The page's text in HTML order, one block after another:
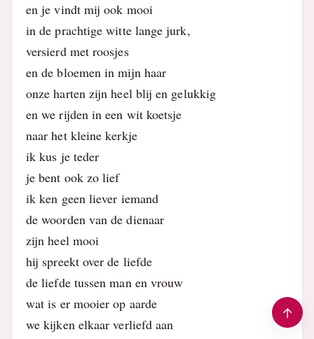
en je vindt mij ook mooi
in de prachtige witte lange jurk,
versierd met roosjes
en de bloemen in mijn haar
onze harten zijn heel blij en gelukkig
en we rijden in een wit koetsje
naar het kleine kerkje
ik kus je teder
je bent ook zo lief
ik ken geen liever iemand
de woorden van de dienaar
zijn heel mooi
hij spreekt over de liefde
de liefde tussen man en vrouw
wat is er mooier op aarde
we kijken elkaar verliefd aan